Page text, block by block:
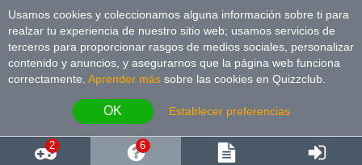
Usamos cookies y coleccionamos alguna información sobre ti para
realzar tu experiencia de nuestro sitio web; usamos servicios de
terceros para proporcionar rasgos de medios sociales, personalizar
contenido y anuncios, y asegurarnos que la página web funciona
correctamente. Aprender más sobre las cookies en Quizzclub.
OK Establecer preferencias
2 6